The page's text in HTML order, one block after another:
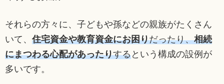
それらの方々に、子どもや孫などの親族がたくさん
いて、住宅資金や教育資金にお困りだったり、相続
にまつわる心配があったりするという構成の設例が
多いです。